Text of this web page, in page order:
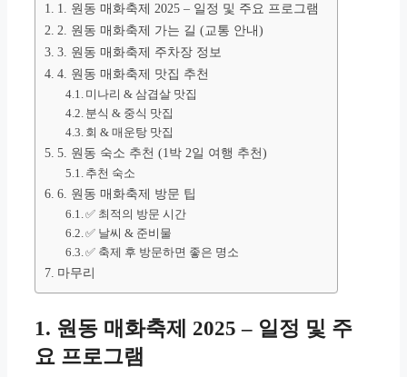
1. 원동 매화축제 2025 – 일정 및 주요 프로그램
2. 원동 매화축제 가는 길 (교통 안내)
3. 원동 매화축제 주차장 정보
4. 원동 매화축제 맛집 추천
미나리 & 삼겹살 맛집
분식 & 중식 맛집
회 & 매운탕 맛집
5. 원동 숙소 추천 (1박 2일 여행 추천)
추천 숙소
6. 원동 매화축제 방문 팁
✅ 최적의 방문 시간
✅ 날씨 & 준비물
✅ 축제 후 방문하면 좋은 명소
마무리
1. 원동 매화축제 2025 – 일정 및 주
요 프로그램